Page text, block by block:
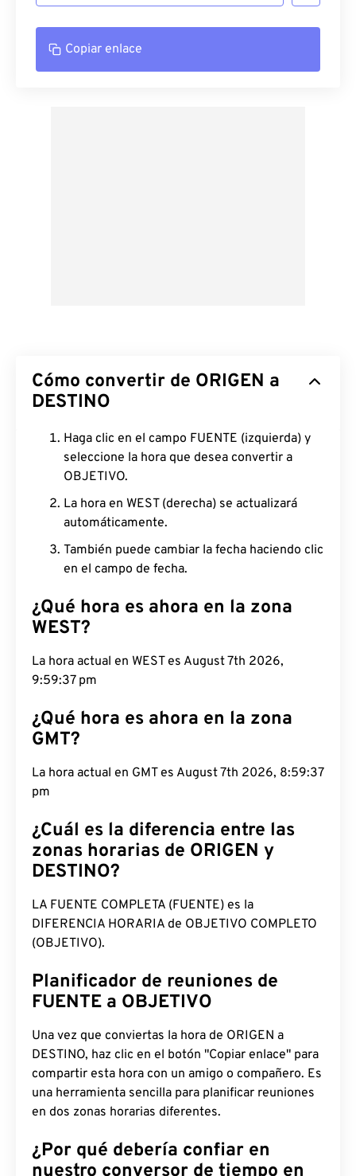
Copiar enlace
Cómo convertir de ORIGEN a
DESTINO
Haga clic en el campo FUENTE (izquierda) y
seleccione la hora que desea convertir a
OBJETIVO.
La hora en WEST (derecha) se actualizará
automáticamente.
También puede cambiar la fecha haciendo clic
en el campo de fecha.
¿Qué hora es ahora en la zona
WEST?
La hora actual en WEST es August 7th 2026,
9:59:38 pm
¿Qué hora es ahora en la zona
GMT?
La hora actual en GMT es August 7th 2026,
8:59:38 pm
¿Cuál es la diferencia entre las
zonas horarias de ORIGEN y
DESTINO?
LA FUENTE COMPLETA (FUENTE) es la
DIFERENCIA HORARIA de OBJETIVO COMPLETO
(OBJETIVO).
Planificador de reuniones de
FUENTE a OBJETIVO
Una vez que conviertas la hora de ORIGEN a
DESTINO, haz clic en el botón "Copiar enlace" para
compartir esta hora con un amigo o compañero. Es
una herramienta sencilla para planificar reuniones
en dos zonas horarias diferentes.
¿Por qué debería confiar en